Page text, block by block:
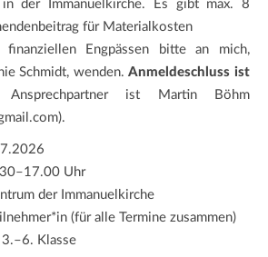
der Immanuelkirche. Es gibt max. 8
für Materialkosten
Engpässen bitte an mich,
Schmidt, wenden.Anmeldeschluss ist
ist Martin Böhm
Uhr
der Immanuelkirche
(für alle Termine zusammen)
Klasse